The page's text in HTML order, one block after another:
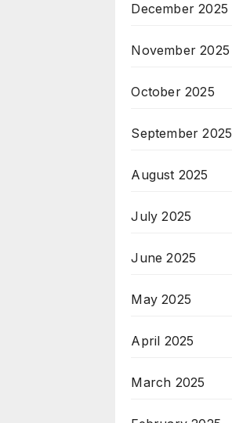
December 2025
November 2025
October 2025
September 2025
August 2025
July 2025
June 2025
May 2025
April 2025
March 2025